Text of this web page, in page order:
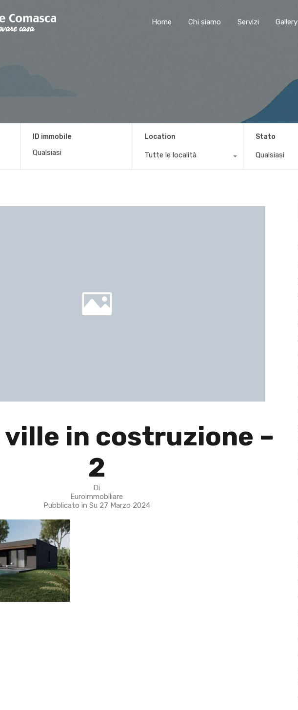
Home Chi siamo Servizi Gallery
ID immobile Location
Tutte le località
Stato
Qualsiasi
ville in costruzione –
2
Di
Euroimmobiliare
Pubblicato in Su 27 Marzo 2024